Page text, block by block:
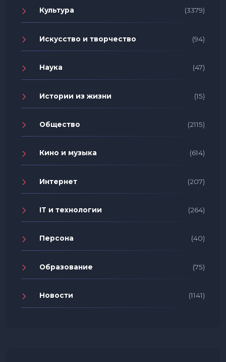
Культура (3379)
Искусство и творчество (94)
Наука (47)
Истории из жизни (15)
Общество (2115)
Кино и музыка (614)
Интернет (207)
IT и технологии (264)
Персона (40)
Образование (75)
Новости (1141)